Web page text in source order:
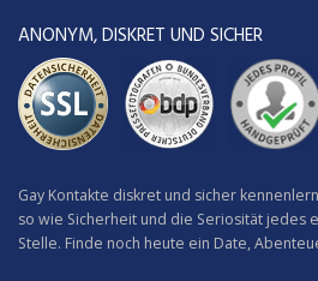
ANONYM, DISKRET UND SICHER
Gay Kontakte diskret und sicher
so wie Sicherheit und die Seriosität jedes
Stelle. Finde noch heute ein Date,